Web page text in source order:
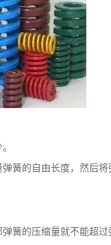
的自由长度，然后将
的压缩量就不能超过